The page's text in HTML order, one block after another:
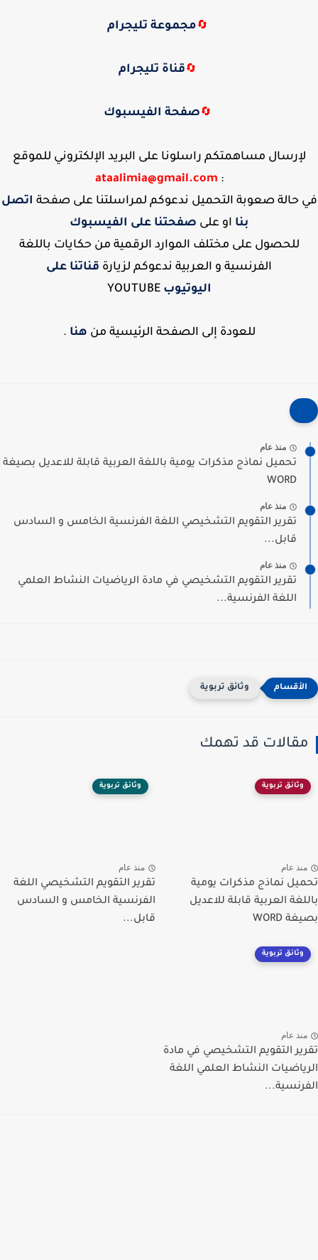
🔄مجموعة تليجرام
🔄قناة تليجرام
🔄صفحة الفيسبوك
لإرسال مساهمتكم راسلونا على البريد الإلكتروني للموقع
:
ataalimia@gmail.com
في حالة صعوبة التحميل ندعوكم لمراسلتنا على صفحة اتصل
بنا او على صفحتنا على الفيسبوك
للحصول على مختلف الموارد الرقمية من حكايات باللغة
الفرنسية و العربية ندعوكم لزيارة قناتنا على
اليوتيوب YOUTUBE
للعودة إلى الصفحة الرئيسية من هنا .
منذ عام
تحميل نماذج مذكرات يومية باللغة العربية قابلة للاعديل بصيغة
WORD
منذ عام
تقرير التقويم التشخيصي اللغة الفرنسية الخامس و السادس
قابل...
منذ عام
تقرير التقويم التشخيصي في مادة الرياضيات النشاط العلمي
اللغة الفرنسية...
وثائق تربوية
مقالات قد تهمك
وثائق تربوية
منذ عام
تحميل نماذج مذكرات يومية
باللغة العربية قابلة للاعديل
بصيغة WORD
وثائق تربوية
منذ عام
تقرير التقويم التشخيصي اللغة
الفرنسية الخامس و السادس
قابل...
وثائق تربوية
منذ عام
تقرير التقويم التشخيصي في مادة
الرياضيات النشاط العلمي اللغة
الفرنسية...